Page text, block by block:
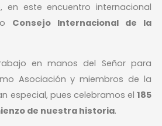
en este encuentro internacional
Consejo Internacional de la
en manos del Señor para
Asociación y miembros de la
especial, pues celebramos el185
de nuestra historia.